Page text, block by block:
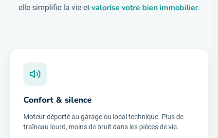
elle simplifie la vie et valorise votre bien immobilier.
Confort & silence
Moteur déporté au garage ou local technique. Plus de
traîneau lourd, moins de bruit dans les pièces de vie.